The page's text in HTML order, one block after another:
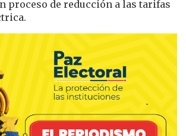
proceso de reducción a las tarifas